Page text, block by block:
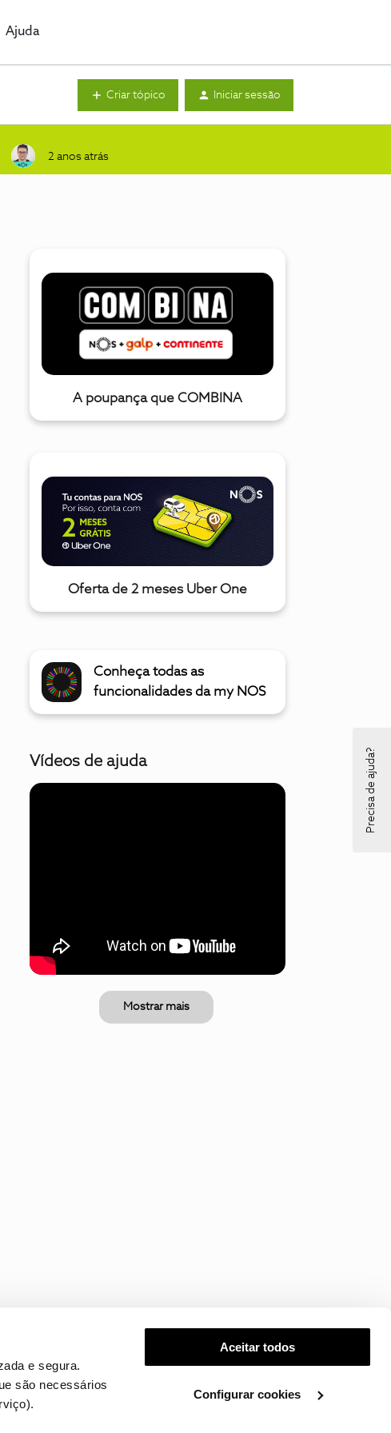
e segura.
são necessários
Aceitar todos
Configurar cookies
Ajuda
Criar tópico Iniciar sessão
2 anos atrás
A poupança que COMBINA
Oferta de 2 meses Uber One
Conheça todas as
funcionalidades da my NOS
Vídeos de ajuda
Mostrar mais
Precisa de ajuda?